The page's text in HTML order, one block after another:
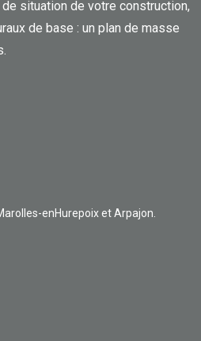
situation de votre construction,
de base : un plan de masse
enHurepoix et Arpajon.